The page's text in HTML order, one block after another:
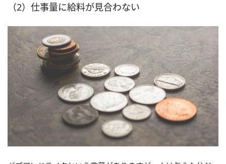
（2）仕事量に給料が見合わない